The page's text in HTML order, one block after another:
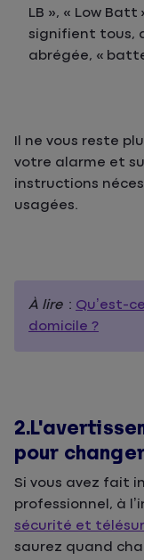
LB », « Low
signifient tous,
abrégée, «
Il ne vous reste
votre alarme et
instructions
usagées.
À lire : Qu’est-
domicile ?
pour
Si vous avez fait
professionnel, à
sécurité et
saurez quand